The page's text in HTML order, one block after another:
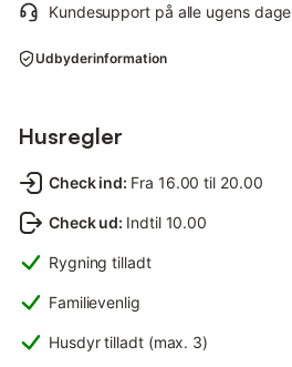
Kundesupport på alle ugens dage
Udbyderinformation
Husregler
Check ind: Fra 16.00 til 20.00
Check ud: Indtil 10.00
Rygning tilladt
Familievenlig
Husdyr tilladt (max. 3)